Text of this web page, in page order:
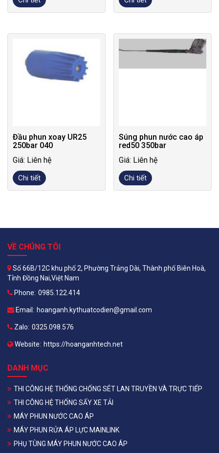
Đầu phun xoay UR25
250bar 040
Giá: Liên hệ
Chi tiết
Súng phun nước cao áp
red50 350bar
Giá: Liên hệ
Chi tiết
VỀ CHÚNG TÔI
Số 66B/12C khu phố 2, Phường Trảng Dài, Thành phố Biên Hoà,
Tỉnh Đồng Nai,Việt Nam
Phone: 0985.122.414
Email: hoanganh.kythuatcodien@gmail.com
Zalo: 0325.098.576
Website: https://hoanganhtech.net
DANH MỤC
THI CÔNG HỆ THỐNG CHỐNG SÉT LAN TRUYỀN VÀ TRỰC TIẾP
THI CÔNG HỆ THỐNG SẤY XE TẢI
MÁY PHUN NƯỚC CAO ÁP
MÁY PHUN RỬA ÁP LỰC MAINLINK
PHỤ TÙNG MÁY PHUN NƯỚC CAO ÁP